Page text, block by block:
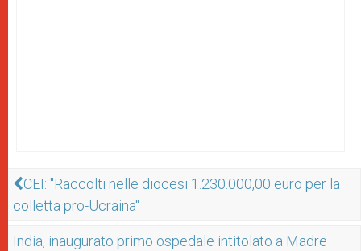
CEI: "Raccolti nelle diocesi 1.230.000,00 euro per la
colletta pro-Ucraina"
India, inaugurato primo ospedale intitolato a Madre